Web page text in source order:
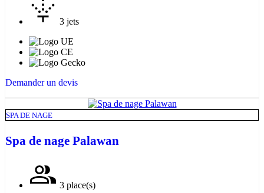
3 jets
Demander un devis
SPA DE NAGE
Spa de nage Palawan
3 place(s)